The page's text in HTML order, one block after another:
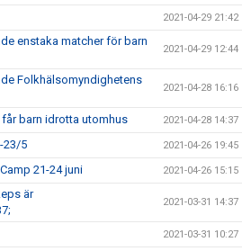
2021-04-29 21:42
enstaka matcher för barn
2021-04-29 12:44
Folkhälsomyndighetens
2021-04-28 16:16
barn idrotta utomhus 2021-04-28 14:37
23/5 2021-04-26 19:45
21-24 juni 2021-04-26 15:15
är
2021-03-31 14:37
2021-03-31 10:27